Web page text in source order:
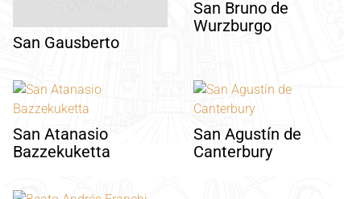
San Gausberto
San Bruno de
Wurzburgo
San Atanasio
Bazzekuketta
San Agustín de
Canterbury